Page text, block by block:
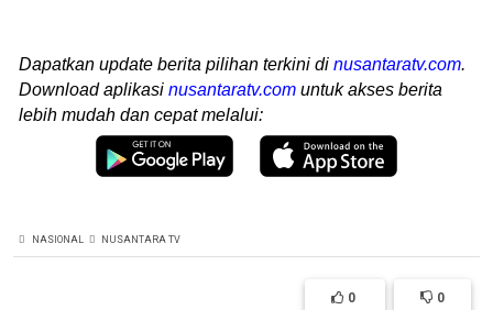
Dapatkan update berita pilihan terkini di nusantaratv.com.
Download aplikasi nusantaratv.com untuk akses berita
lebih mudah dan cepat melalui:
NASIONAL NUSANTARA TV
0 0